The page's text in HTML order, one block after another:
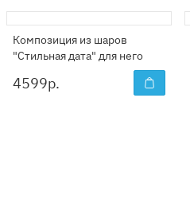
Композиция из шаров
"Стильная дата" для него
4599р.